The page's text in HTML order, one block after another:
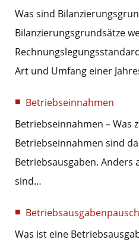
Was sind
Bilanzierungsgrundsätze
Art und Umfang einer
Betriebseinnahmen
Betriebseinnahmen – Was
Betriebseinnahmen sind
Betriebsausgaben. Anders
sind…
Was ist eine